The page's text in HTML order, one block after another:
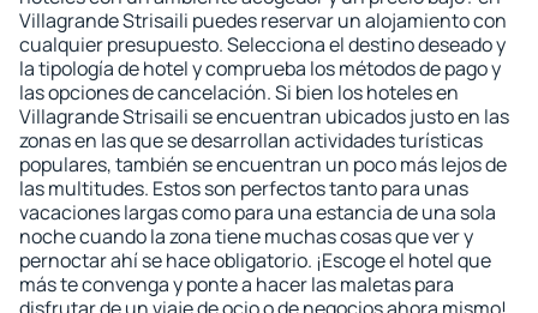
Villagrande Strisaili puedes reservar un alojamiento con
cualquier presupuesto. Selecciona el destino deseado y
la tipología de hotel y comprueba los métodos de pago y
las opciones de cancelación. Si bien los hoteles en
Villagrande Strisaili se encuentran ubicados justo en las
zonas en las que se desarrollan actividades turísticas
populares, también se encuentran un poco más lejos de
las multitudes. Estos son perfectos tanto para unas
vacaciones largas como para una estancia de una sola
noche cuando la zona tiene muchas cosas que ver y
pernoctar ahí se hace obligatorio. ¡Escoge el hotel que
más te convenga y ponte a hacer las maletas para